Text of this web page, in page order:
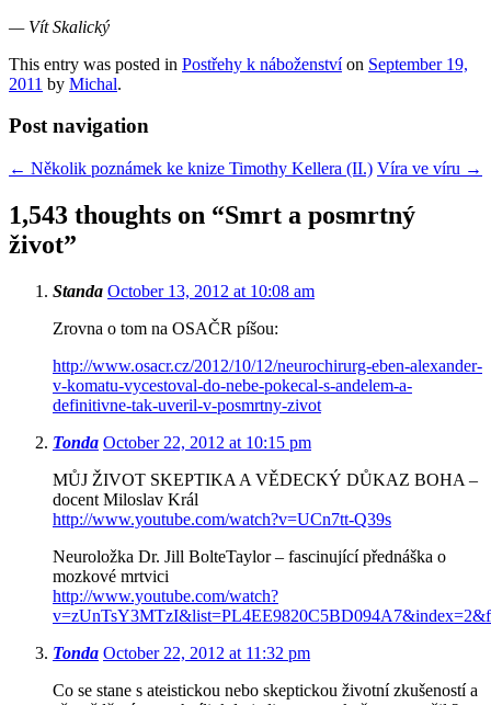
— Vít Skalický
This entry was posted in Postřehy k náboženstvíon September 19,
2011 by Michal.
Post navigation
← Několik poznámek ke knize Timothy Kellera (II.) Víra ve víru →
1,543 thoughts on “Smrt a posmrtný
život”
Standa October 13, 2012 at 10:08 am
Zrovna o tom na OSAČR píšou:
http://www.osacr.cz/2012/10/12/neurochirurg-eben-alexander-
v-komatu-vycestoval-do-nebe-pokecal-s-andelem-a-
definitivne-tak-uveril-v-posmrtny-zivot
Tonda October 22, 2012 at 10:15 pm
MŮJ ŽIVOT SKEPTIKA A VĚDECKÝ DŮKAZ BOHA –
docent Miloslav Král
http://www.youtube.com/watch?v=UCn7tt-Q39s
Neuroložka Dr. Jill BolteTaylor – fascinující přednáška o
mozkové mrtvici
http://www.youtube.com/watch?
Tonda October 22, 2012 at 11:32 pm
Co se stane s ateistickou nebo skeptickou životní zkušeností a